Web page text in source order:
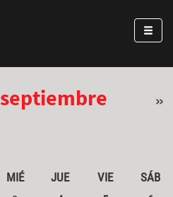
septiembre »
MIÉ JUE VIE
SÁB